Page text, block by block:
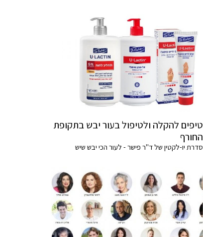
טיפים להקלה ולטיפול בעור יבש בתקופת
החורף
סדרת יו-לקטין של ד"ר פישר - לעור הכי יבש שיש